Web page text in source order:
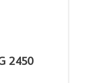
2450